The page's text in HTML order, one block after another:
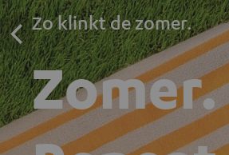
Zo klinkt de zomer.
Zomer.